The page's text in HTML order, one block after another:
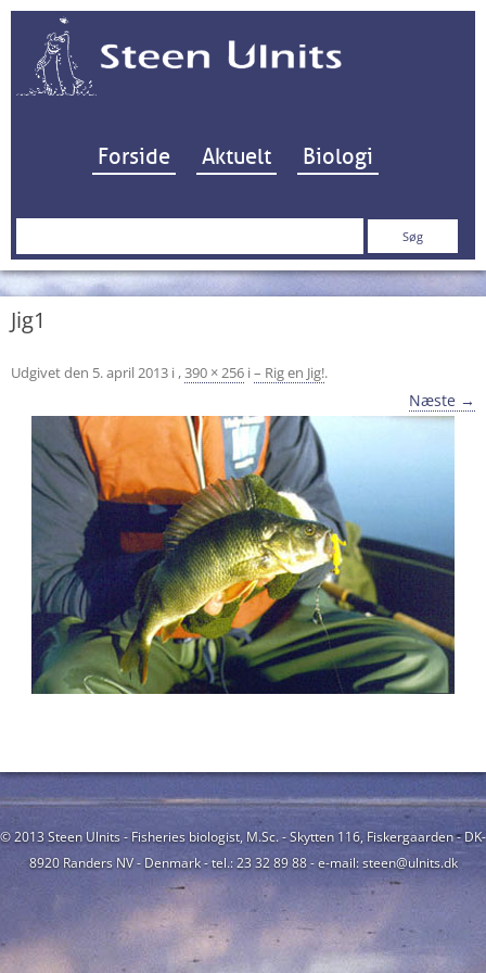
Hop til indhold
Forside Aktuelt Biologi
Søg
Jig1
Udgivet den 5. april 2013 i ,390 × 256 i– Rig en Jig!.
Næste →
© 2013 Steen Ulnits - Fisheries biologist, M.Sc. - Skytten 116, Fiskergaarden - DK-
8920 Randers NV - Denmark - tel.: 23 32 89 88 - e-mail: steen@ulnits.dk